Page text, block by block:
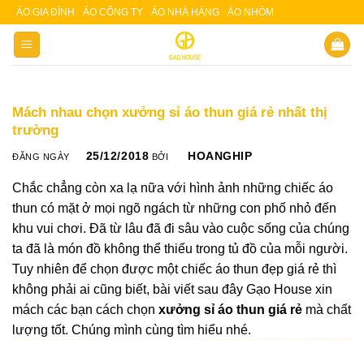
Skip
content
ÁO GIA ĐÌNH ÁO CÔNG TY ÁO NHÀ HÀNG ÁO NHÓM
Mách nhau chọn xưởng sỉ áo thun giá rẻ nhất thị
trường
ĐĂNG NGÀY 25/12/2018 BỞI HOANGHIP
Chắc chẳng còn xa lạ nữa với hình ảnh những chiếc áo
thun có mặt ở mọi ngõ ngách từ những con phố nhỏ đến
khu vui chơi. Đã từ lâu đã đi sâu vào cuộc sống của chúng
ta đã là món đồ không thể thiếu trong tủ đồ của mỗi người.
Tuy nhiên để chọn được một chiếc áo thun đẹp giá rẻ thì
không phải ai cũng biết, bài viết sau đây Gạo House xin
mách các bạn cách chọn xưởng sỉ áo thun giá rẻ mà chất
lượng tốt. Chúng mình cùng tìm hiểu nhé.